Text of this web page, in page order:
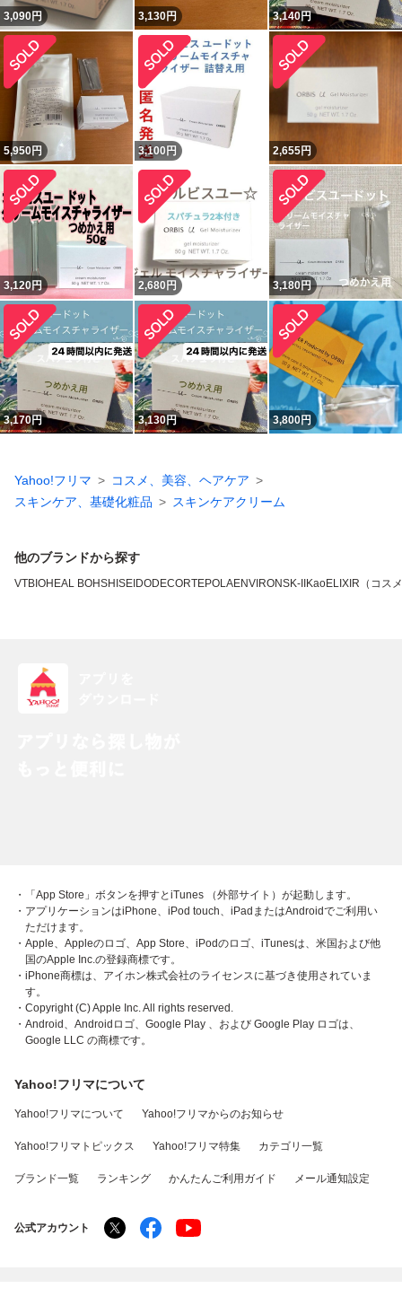
3,090円 3,130円 3,140円
5,950円 3,100 円 2,655円
3,120円 2,680 円 3,180円
3,170円 3,130円 3,800円
Yahoo!フリマ
コスメ、美容、ヘアケア
スキンケア、基礎化粧品
スキンケアクリーム
他のブランドから探す
VTBIOHEAL BOHSHISEIDODECORTEPOLAENVIRONSK-II KaoELIXIR（コス
・「App Store」ボタンを押すとiTunes （外部サイト）が起動します。
・アプリケーションはiPhone、iPod touch、iPadまたはAndroidでご利用い
ただけます。
・Apple、Appleのロゴ、App Store、iPodのロゴ、iTunesは、米国および他
国のApple Inc.の登録商標です。
・iPhone商標は、アイホン株式会社のライセンスに基づき使用されていま
す。
・Copyright (C) Apple Inc. All rights reserved.
・Android、Androidロゴ、Google Play 、および Google Play ロゴは、
Google LLC の商標です。
Yahoo!フリマについて
Yahoo!フリマについて Yahoo!フリマからのお知らせ
Yahoo!フリマトピックス Yahoo!フリマ特集 カテゴリ一覧
ブランド一覧 ランキング かんたんご利用ガイド メール通知設定
公式アカウント